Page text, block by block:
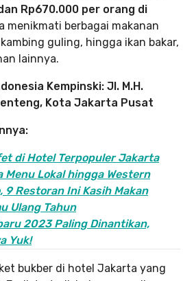
Rp670.000 per orang di
menikmati berbagai makanan
guling, hingga ikan bakar,
lainnya.
Kempinski: Jl. M.H.
Kota Jakarta Pusat
di Hotel Terpopuler Jakarta
Menu Lokal hingga Western
9 Restoran Ini Kasih Makan
Ulang Tahun
2023 Paling Dinantikan,
Yuk!
bukber di hotel Jakarta yang